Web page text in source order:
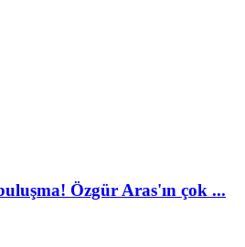
Özgür Aras'ın çok ...